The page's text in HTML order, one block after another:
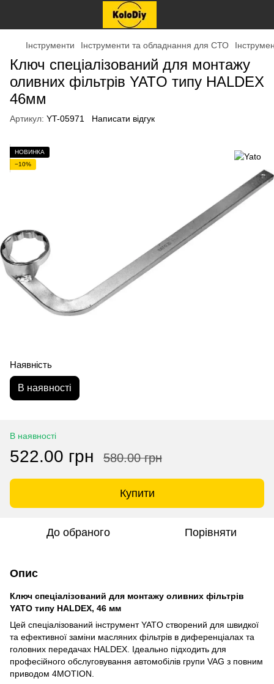
Інструменти Інструменти та обладнання для СТО
Ключ спеціалізований для монтажу
оливних фільтрів YATO типу HALDEX
46мм
Артикул: YT-05971 Написати відгук
НОВИНКА
−10%
Наявність
В наявності
В наявності
522.00 грн 580.00 грн
Купити
До обраного Порівняти
Опис
Ключ спеціалізований для монтажу оливних фільтрів
YATO типу HALDEX, 46 мм
Цей спеціалізований інструмент YATO створений для швидкої
та ефективної заміни масляних фільтрів в диференціалах та
головних передачах HALDEX. Ідеально підходить для
професійного обслуговування автомобілів групи VAG з повним
приводом 4MOTION.